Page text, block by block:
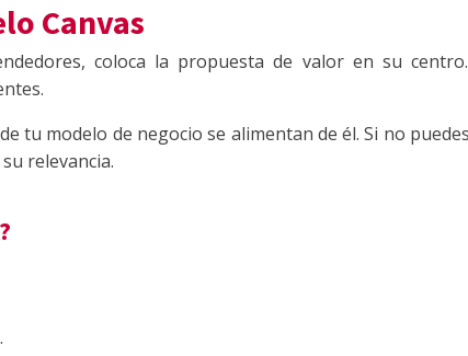
Canvas
coloca la propuesta de valor en su
tu modelo de negocio se alimentan de él. Si no
relevancia.